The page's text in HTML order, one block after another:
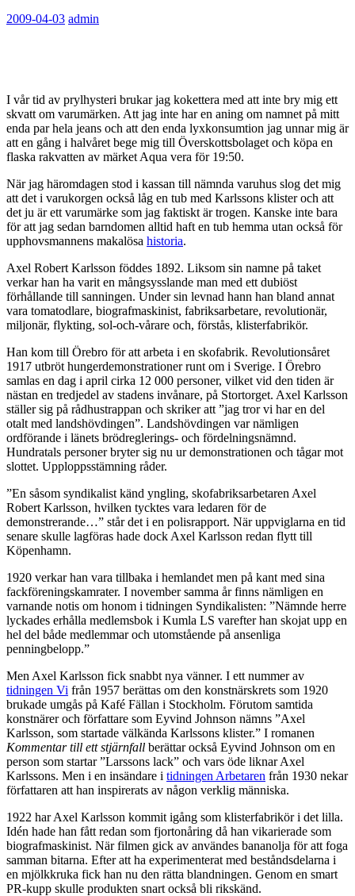
2009-04-03 admin
I vår tid av prylhysteri brukar jag kokettera med att inte bry mig ett
skvatt om varumärken. Att jag inte har en aning om namnet på mitt
enda par hela jeans och att den enda lyxkonsumtion jag unnar mig är
att en gång i halvåret bege mig till Överskottsbolaget och köpa en
flaska rakvatten av märket Aqua vera för 19:50.
När jag häromdagen stod i kassan till nämnda varuhus slog det mig
att det i varukorgen också låg en tub med Karlssons klister och att
det ju är ett varumärke som jag faktiskt är trogen. Kanske inte bara
för att jag sedan barndomen alltid haft en tub hemma utan också för
upphovsmannens makalösa historia.
Axel Robert Karlsson föddes 1892. Liksom sin namne på taket
verkar han ha varit en mångsysslande man med ett dubiöst
förhållande till sanningen. Under sin levnad hann han bland annat
vara tomatodlare, biografmaskinist, fabriksarbetare, revolutionär,
miljonär, flykting, sol-och-vårare och, förstås, klisterfabrikör.
Han kom till Örebro för att arbeta i en skofabrik. Revolutionsåret
1917 utbröt hungerdemonstrationer runt om i Sverige. I Örebro
samlas en dag i april cirka 12 000 personer, vilket vid den tiden är
nästan en tredjedel av stadens invånare, på Stortorget. Axel Karlsson
ställer sig på rådhustrappan och skriker att ”jag tror vi har en del
otalt med landshövdingen”. Landshövdingen var nämligen
ordförande i länets brödreglerings- och fördelningsnämnd.
Hundratals personer bryter sig nu ur demonstrationen och tågar mot
slottet. Upploppsstämning råder.
”En såsom syndikalist känd yngling, skofabriksarbetaren Axel
Robert Karlsson, hvilken tycktes vara ledaren för de
demonstrerande…” står det i en polisrapport. När uppviglarna en tid
senare skulle lagföras hade dock Axel Karlsson redan flytt till
Köpenhamn.
1920 verkar han vara tillbaka i hemlandet men på kant med sina
fackföreningskamrater. I november samma år finns nämligen en
varnande notis om honom i tidningen Syndikalisten: ”Nämnde herre
lyckades erhålla medlemsbok i Kumla LS varefter han skojat upp en
hel del både medlemmar och utomstående på ansenliga
penningbelopp.”
Men Axel Karlsson fick snabbt nya vänner. I ett nummer av
tidningen Vi från 1957 berättas om den konstnärskrets som 1920
brukade umgås på Kafé Fällan i Stockholm. Förutom samtida
konstnärer och författare som Eyvind Johnson nämns ”Axel
Karlsson, som startade välkända Karlssons klister.” I romanen
Kommentar till ett stjärnfall berättar också Eyvind Johnson om en
person som startar ”Larssons lack” och vars öde liknar Axel
Karlssons. Men i en insändare i tidningen Arbetaren från 1930 nekar
författaren att han inspirerats av någon verklig människa.
1922 har Axel Karlsson kommit igång som klisterfabrikör i det lilla.
Idén hade han fått redan som fjortonåring då han vikarierade som
biografmaskinist. När filmen gick av användes bananolja för att foga
samman bitarna. Efter att ha experimenterat med beståndsdelarna i
en mjölkkruka fick han nu den rätta blandningen. Genom en smart
PR-kupp skulle produkten snart också bli rikskänd.